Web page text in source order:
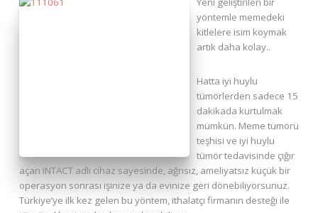
yöntemle memedeki
kitlelere isim koymak
artık daha kolay..
Hatta iyi huylu
tümörlerden sadece 15
dakikada kurtulmak
mümkün. Meme tümörü
teşhisi ve iyi huylu
tümör tedavisinde çığır
açan INTACT adlı cihaz sayesinde, ağrısız, ameliyatsız küçük bir
operasyon sonrası işinize ya da evinize geri dönebiliyorsunuz.
Türkiye’ye ilk kez gelen bu yöntem, ithalatçı firmanın desteği ile